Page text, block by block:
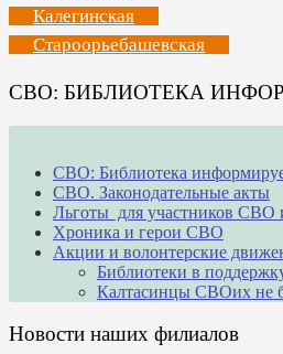
Калегинская
Староорьебашевская
СВО: БИБЛИОТЕКА
СВО: Библиотека
СВО. Законодательные акты
Льготы для участников СВО
Хроника и герои СВО
Акции и волонтерские
Библиотеки в
Калтасинцы СВОих не
Новости наших филиалов